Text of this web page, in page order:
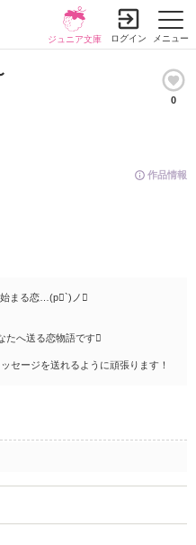
メニュー
ジュニア文庫 ログイン
0
作品情報
始まる恋…(p`)ノ
たへ送る恋物語です
セージを送れるように頑張ります！